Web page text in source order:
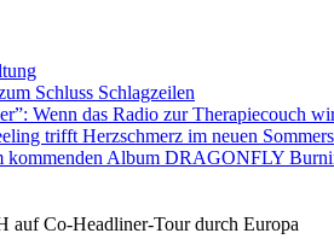
Schluss Schlagzeilen
Wenn das Radio zur Therapiecouch
trifft Herzschmerz im neuen
kommenden Album DRAGONFLY
Co-Headliner-Tour durch Europa